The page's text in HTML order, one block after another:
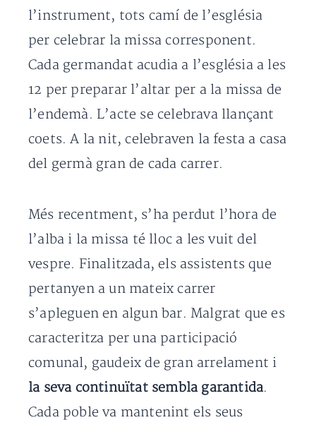
l’instrument, tots camí de l’església
per celebrar la missa corresponent.
Cada germandat acudia a l’església a les
12 per preparar l’altar per a la missa de
l’endemà. L’acte se celebrava llançant
coets. A la nit, celebraven la festa a casa
del germà gran de cada carrer.
Més recentment, s’ha perdut l’hora de
l’alba i la missa té lloc a les vuit del
vespre. Finalitzada, els assistents que
pertanyen a un mateix carrer
s’apleguen en algun bar. Malgrat que es
caracteritza per una participació
comunal, gaudeix de gran arrelament i
la seva continuïtat sembla garantida.
Cada poble va mantenint els seus